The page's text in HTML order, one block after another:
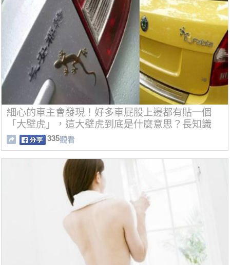
細心的車主會發現！好多車屁股上邊都有貼一個
「大壁虎」，這大壁虎到底是什麼意思？長知識
335觀看